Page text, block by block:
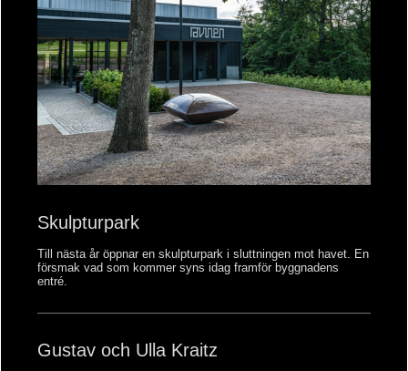
Skulpturpark
Till nästa år öppnar en skulpturpark i sluttningen mot havet. En
försmak vad som kommer syns idag framför byggnadens
entré.
Gustav och Ulla Kraitz